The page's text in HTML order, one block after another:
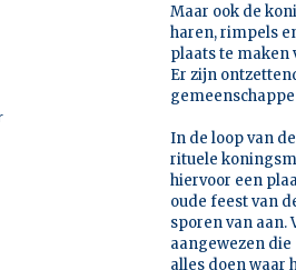
Maar ook de
haren, rimpels
plaats te maken
Er zijn
In de loop van
rituele
hiervoor een
oude feest van
sporen van aan.
aangewezen
alles doen waar